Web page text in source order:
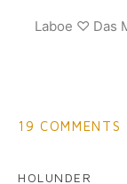
Laboe ♡ Das
19 COMMENTS
HOLUNDER